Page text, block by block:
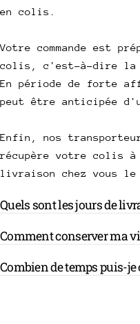
en colis.
Votre commande est
colis, c'est-à-dire la
En période de forte
peut être anticipée
Enfin, nos
récupère votre colis
livraison chez vous le
Quels sont les jours de
Comment conserver ma
Combien de temps puis-